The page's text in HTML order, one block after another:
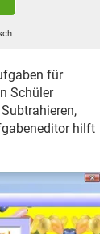
für
Schüler
hilft